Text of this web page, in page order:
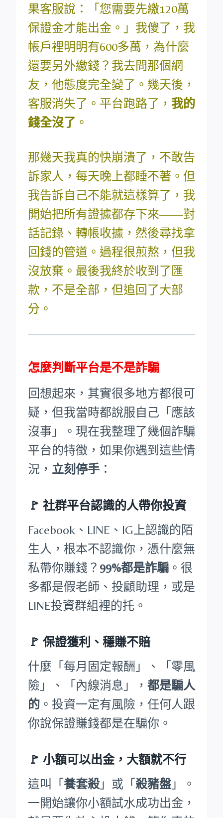
果客服說：「您需要先繳120萬
保證金才能出金。」我傻了，我
帳戶裡明明有600多萬，為什麼
還要另外繳錢？我去問那個網
友，他態度完全變了。幾天後，
客服消失了。平台跑路了， 我的
錢全沒了 。
那幾天我真的快崩潰了，不敢告
訴家人，每天晚上都睡不著。但
我告訴自己不能就這樣算了，我
開始把所有證據都存下來——對
話記錄、轉帳收據，然後尋找拿
回錢的管道。過程很煎熬，但我
沒放棄。最後我終於收到了匯
款，不是全部，但追回了大部
分。
怎麼判斷平台是不是詐騙
回想起來，其實很多地方都很可
疑，但我當時都說服自己「應該
沒事」。現在我整理了幾個詐騙
平台的特徵，如果你遇到這些情
況， 立刻停手 ：
🚩 社群平台認識的人帶你投資
Facebook、LINE、IG上認識的陌
生人，根本不認識你，憑什麼無
私帶你賺錢？ 99%都是詐騙 。很
多都是假老師、投顧助理，或是
LINE投資群組裡的托。
🚩 保證獲利、穩賺不賠
什麼「每月固定報酬」、「零風
險」、「內線消息」， 都是騙人
的 。投資一定有風險，任何人跟
你說保證賺錢都是在騙你。
🚩 小額可以出金，大額就不行
這叫「 養套殺」或「 殺豬盤 」。
一開始讓你小額試水成功出金，